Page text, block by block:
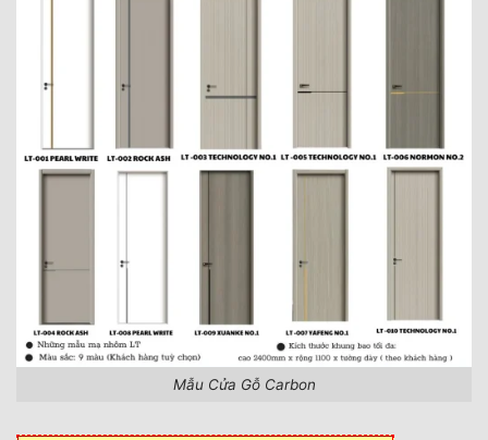
Mẫu Cửa Gỗ Carbon